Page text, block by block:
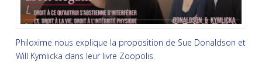
Philoxime nous explique la proposition de Sue Donaldson et
Will Kymlicka dans leur livre Zoopolis.